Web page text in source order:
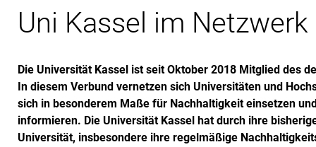
Uni Kassel im
Die Universität Kassel ist seit Oktober 2018 Mitglied des
In diesem Verbund vernetzen sich Universitäten und
sich in besonderem Maße für Nachhaltigkeit einsetzen
informieren. Die Universität Kassel hat durch ihre
Universität, insbesondere ihre regelmäßige